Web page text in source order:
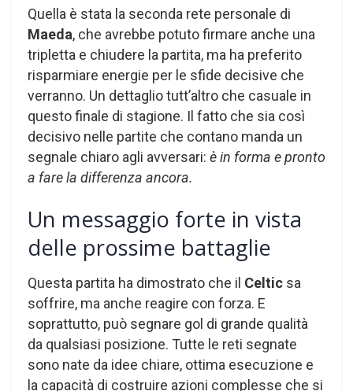
Quella è stata la seconda rete personale di
Maeda, che avrebbe potuto firmare anche una
tripletta e chiudere la partita, ma ha preferito
risparmiare energie per le sfide decisive che
verranno. Un dettaglio tutt’altro che casuale in
questo finale di stagione. Il fatto che sia così
decisivo nelle partite che contano manda un
segnale chiaro agli avversari: è in forma e pronto
a fare la differenza ancora.
Un messaggio forte in vista
delle prossime battaglie
Questa partita ha dimostrato che il Celtic sa
soffrire, ma anche reagire con forza. E
soprattutto, può segnare gol di grande qualità
da qualsiasi posizione. Tutte le reti segnate
sono nate da idee chiare, ottima esecuzione e
la capacità di costruire azioni complesse che si